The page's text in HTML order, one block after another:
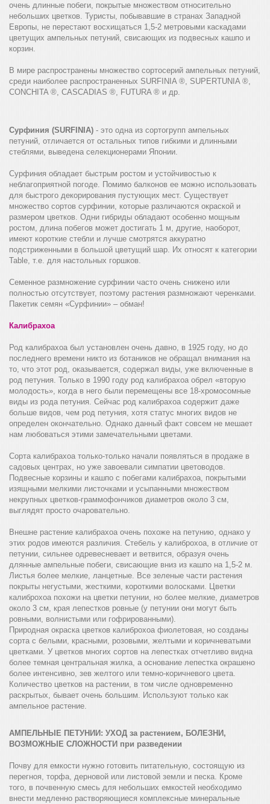
очень длинные побеги, покрытые множеством относительно
небольших цветков. Туристы, побывавшие в странах Западной
Европы, не перестают восхищаться 1,5-2 метровыми каскадами
цветущих ампельных петуний, свисающих из подвесных кашпо и
корзин.
В мире распространены множество сортосерий ампельных петуний,
среди наиболее распространенных SURFINIA ®, SUPERTUNIA ®,
CONCHITA ®, CASCADIAS ®, FUTURA ® и др.
Сурфиния (SURFINIA) - это одна из сортогрупп ампельных
петуний, отличается от остальных типов гибкими и длинными
стеблями, выведена селекционерами Японии.
Сурфиния обладает быстрым ростом и устойчивостью к
неблагоприятной погоде. Помимо балконов ее можно использовать
для быстрого декорирования пустующих мест. Существует
множество сортов сурфинии, которые различаются окраской и
размером цветков. Одни гибриды обладают особенно мощным
ростом, длина побегов может достигать 1 м, другие, наоборот,
имеют короткие стебли и лучше смотрятся аккуратно
подстриженными в большой цветущий шар. Их относят к категории
Table, т.е. для настольных горшков.
Семенное размножение сурфинии часто очень снижено или
полностью отсутствует, поэтому растения размножают черенками.
Пакетик семян «Сурфинии» – обман!
Калибрахоа
Род калибрахоа был установлен очень давно, в 1925 году, но до
последнего времени никто из ботаников не обращал внимания на
то, что этот род, оказывается, содержал виды, уже включенные в
род петуния. Только в 1990 году род калибрахоа обрел «вторую
молодость», когда в него были перемещены все 18-хромосомные
виды из рода петуния. Сейчас род калибрахоа содержит даже
больше видов, чем род петуния, хотя статус многих видов не
определен окончательно. Однако данный факт совсем не мешает
нам любоваться этими замечательными цветами.
Сорта калибрахоа только-только начали появляться в продаже в
садовых центрах, но уже завоевали симпатии цветоводов.
Подвесные корзины и кашпо с побегами калибрахоа, покрытыми
изящными мелкими листочками и усыпанными множеством
некрупных цветков-граммофончиков диаметров около 3 см,
выглядят просто очаровательно.
Внешне растение калибрахоа очень похоже на петунию, однако у
этих родов имеются различия. Стебель у калиброхоа, в отличие от
петунии, сильнее одревесневает и ветвится, образуя очень
длянные ампельные побеги, свисающие вниз из кашпо на 1,5-2 м.
Листья более мелкие, ланцетные. Все зеленые части растения
покрыты негустыми, жесткими, короткими волосками. Цветки
калиброхоа похожи на цветки петунии, но более мелкие, диаметров
около 3 см, края лепестков ровные (у петунии они могут быть
ровными, волнистыми или гофрированными).
Природная окраска цветков калиброхоа фиолетовая, но созданы
сорта с белыми, красными, розовыми, желтыми и коричневатыми
цветками. У цветков многих сортов на лепестках отчетливо видна
более темная центральная жилка, а основание лепестка окрашено
более интенсивно, зев желтого или темно-коричневого цвета.
Количество цветков на растении, в том числе одновременно
раскрытых, бывает очень большим. Используют только как
ампельное растение.
АМПЕЛЬНЫЕ ПЕТУНИИ: УХОД за растением, БОЛЕЗНИ,
ВОЗМОЖНЫЕ СЛОЖНОСТИ при разведении
Почву для емкости нужно готовить питательную, состоящую из
перегноя, торфа, дерновой или листовой земли и песка. Кроме
того, в почвенную смесь для небольших емкостей необходимо
внести медленно растворяющиеся комплексные минеральные